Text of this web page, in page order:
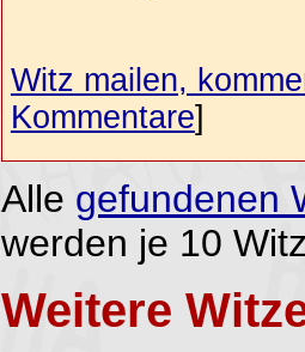
Witz mailen,
Kommentare]
Alle gefundenen
werden je 10
Weitere